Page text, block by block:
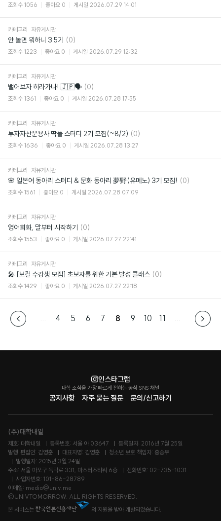
조회수 1056 좋아요 0 게시일 2026.07.29 14:01
카테고리 자유게시판
안 놀면 뭐하니 3.5기 댓
(0)
조회수 1223 좋아요 0 게시일 2026.07.29 12:32
카테고리 자유게시판
뱉어보자 히라가나! 🇯🇵🗣️ 댓
글
(0)
조회수 1361 좋아요 0 게시일 2026.07.28 17:55
카테고리 자유게시판
투자자산운용사 딱풀 스터디 2기 모집(~8/2) 댓
글
(0)
조회수 1636 좋아요 0 게시일 2026.07.28 13:27
카테고리 자유게시판
🌸 일본어 동아리 스터디 & 문화 동아리 夢野(유메노) 3기 모집! 댓
(0)
조회수 1561 좋아요 0 게시일 2026.07.28 07:09
카테고리 자유게시판
영어회화, 말부터 시작하기 댓
글
(0)
조회수 1553 좋아요 0 게시일 2026.07.27 22:41
카테고리 자유게시판
🎤 [보컬 수강생 모집] 초보자를 위한 기본 발성 클래스 댓
(0)
조회수 1429 좋아요 0 게시일 2026.07.27 22:18
... 4 5 6 7 8 9 10 11 ...
공지사항 자주 묻는 질문 문의/신고하기
인스타그램
대학 소식을 가장 빠르게 전하는 공식 SNS 채널
(주)대학내일
제호: 대학내일 등록번호: 서울 아 03647
등록일자: 2016년 7월 25일
발행·편집인: 김영훈
대표자명: 김영훈
청소년 보호 책임자: 홍승우
발행일자: 2015년 3월 24일
주소: 서울 마포구 독막로 331, 마스터즈타워 6층
전화번호: 02-735-1031
사업자번호: 101-86-28789
이메일: media@univ.me
©UNIVTOMORROW. ALL RIGHTS RESERVED.
본 서비스는
의 지원을 받아 개발되었습니다.